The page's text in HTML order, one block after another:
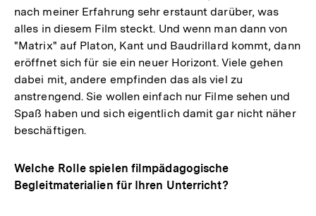
nach meiner Erfahrung sehr erstaunt darüber, was
alles in diesem Film steckt. Und wenn man dann von
"Matrix" auf Platon, Kant und Baudrillard kommt, dann
eröffnet sich für sie ein neuer Horizont. Viele gehen
dabei mit, andere empfinden das als viel zu
anstrengend. Sie wollen einfach nur Filme sehen und
Spaß haben und sich eigentlich damit gar nicht näher
beschäftigen.
Welche Rolle spielen filmpädagogische
Begleitmaterialien für Ihren Unterricht?